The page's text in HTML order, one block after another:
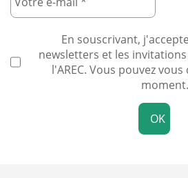
En souscrivant,
newsletters et les
l'AREC. Vous pouvez
moment.